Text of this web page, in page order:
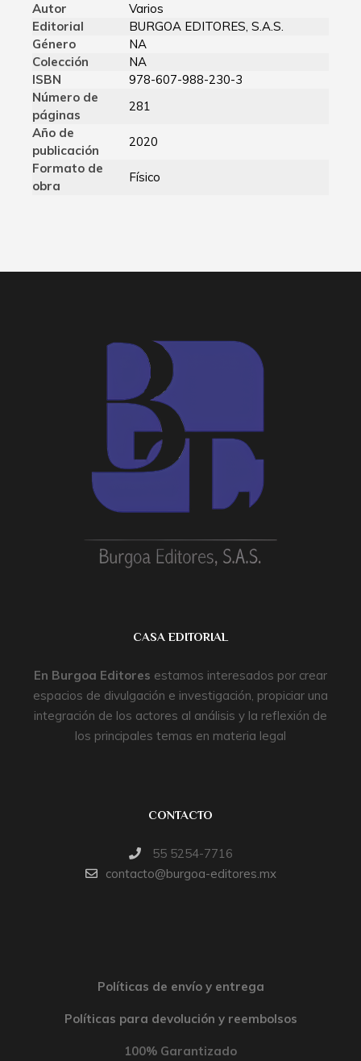
Autor
Varios
Editorial
BURGOA EDITORES, S.A.S.
Género
NA
Colección
NA
ISBN
978-607-988-230-3
Número de
páginas
281
Año de
publicación
2020
Formato de
obra
Físico
CASA EDITORIAL
En Burgoa Editores estamos interesados por crear
espacios de divulgación e investigación, propiciar una
integración de los actores al análisis y la reflexión de
los principales temas en materia legal
CONTACTO
55 5254-7716
contacto@burgoa-editores.mx
Políticas de envío y entrega
Políticas para devolución y reembolsos
100% Garantizado